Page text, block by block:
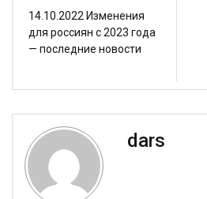
14.10.2022 Изменения
для россиян с 2023 года
— последние новости
dars